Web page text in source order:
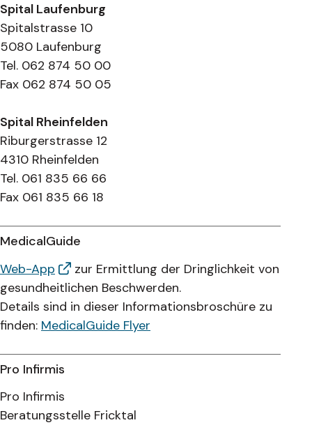
Spital Laufenburg
Spitalstrasse 10
5080 Laufenburg
Tel. 062 874 50 00
Fax 062 874 50 05
Spital Rheinfelden
Riburgerstrasse 12
4310 Rheinfelden
Tel. 061 835 66 66
Fax 061 835 66 18
MedicalGuide
Web-App
zur Ermittlung der Dringlichkeit von
gesundheitlichen Beschwerden.
Details sind in dieser Informationsbroschüre zu
finden: MedicalGuide Flyer
Pro Infirmis
Pro Infirmis
Beratungsstelle Fricktal